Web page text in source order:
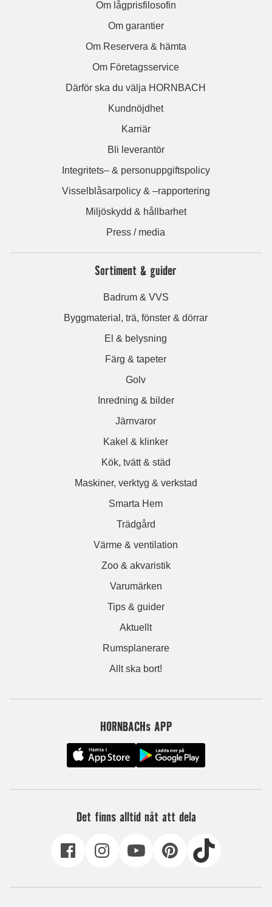
Om lågprisfilosofin
Om garantier
Om Reservera & hämta
Om Företagsservice
Därför ska du välja HORNBACH
Kundnöjdhet
Karriär
Bli leverantör
Integritets– & personuppgiftspolicy
Visselblåsarpolicy & –rapportering
Miljöskydd & hållbarhet
Press / media
Sortiment & guider
Badrum & VVS
Byggmaterial, trä, fönster & dörrar
El & belysning
Färg & tapeter
Golv
Inredning & bilder
Järnvaror
Kakel & klinker
Kök, tvätt & städ
Maskiner, verktyg & verkstad
Smarta Hem
Trädgård
Värme & ventilation
Zoo & akvaristik
Varumärken
Tips & guider
Aktuellt
Rumsplanerare
Allt ska bort!
HORNBACHs APP
Det finns alltid nåt att dela